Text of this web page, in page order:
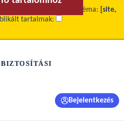
Téma:
[site,
tartalmak:
Bejelentkezés